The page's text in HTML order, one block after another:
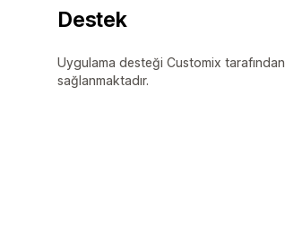
Destek
Uygulama desteği Customix tarafından
sağlanmaktadır.